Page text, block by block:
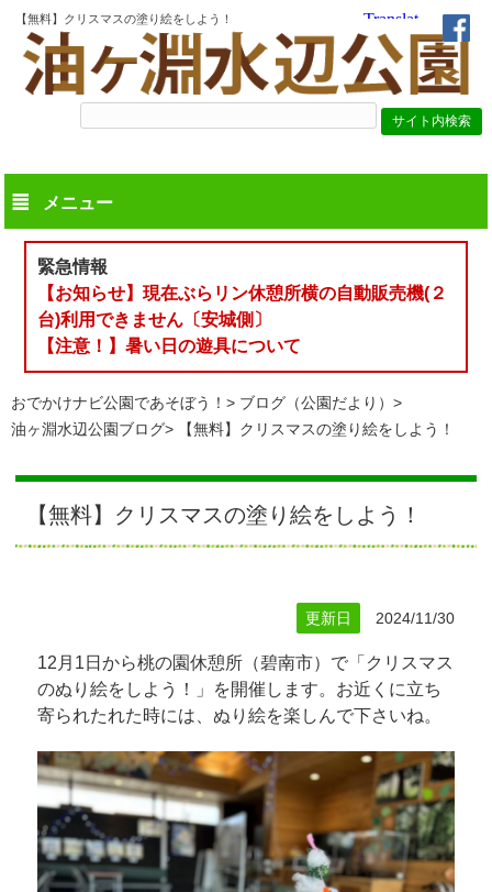
【無料】クリスマスの塗り絵をしよう！
メニュー
緊急情報
【お知らせ】現在ぶらリン休憩所横の自動販売機(２
台)利用できません〔安城側〕
【注意！】暑い日の遊具について
おでかけナビ公園であそぼう！
ブログ（公園だより）
油ヶ淵水辺公園ブログ
【無料】クリスマスの塗り絵をしよう！
【無料】クリスマスの塗り絵をしよう！
更新日 2024/11/30
12月1日から桃の園休憩所（碧南市）で「クリスマス
のぬり絵をしよう！」を開催します。お近くに立ち
寄られたれた時には、ぬり絵を楽しんで下さいね。